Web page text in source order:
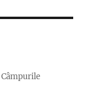
Câmpurile